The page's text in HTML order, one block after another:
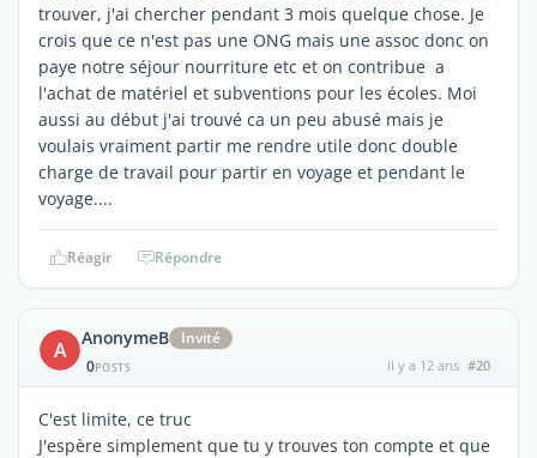
trouver, j'ai chercher pendant 3 mois quelque chose. Je
crois que ce n'est pas une ONG mais une assoc donc on
paye notre séjour nourriture etc et on contribue a
l'achat de matériel et subventions pour les écoles. Moi
aussi au début j'ai trouvé ca un peu abusé mais je
voulais vraiment partir me rendre utile donc double
charge de travail pour partir en voyage et pendant le
voyage....
Réagir Répondre
A AnonymeB
Invité
0POSTS il y a 12 ans #20
C'est limite, ce truc
J'espère simplement que tu y trouves ton compte et que